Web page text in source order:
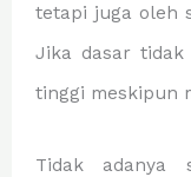
tetapi juga oleh
Jika dasar
tinggi meskipun
Tidak adanya